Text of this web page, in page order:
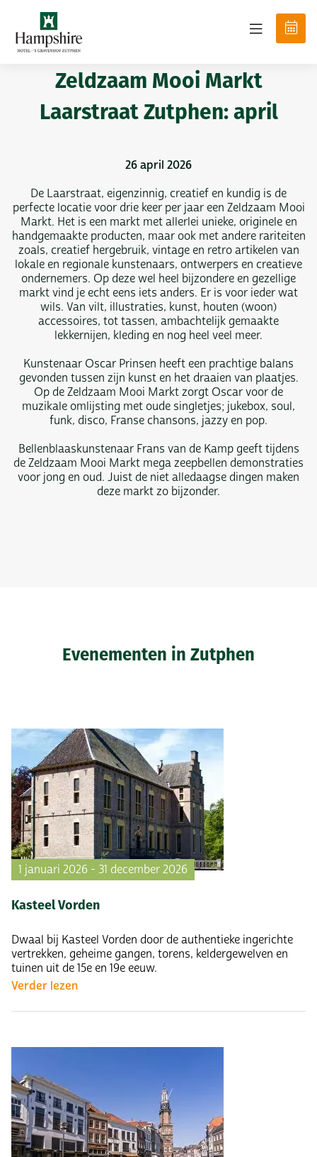
Zeldzaam Mooi Markt
Laarstraat Zutphen: april
26 april 2026
De Laarstraat, eigenzinnig, creatief en kundig is de
perfecte locatie voor drie keer per jaar een Zeldzaam Mooi
Markt. Het is een markt met allerlei unieke, originele en
handgemaakte producten, maar ook met andere rariteiten
zoals, creatief hergebruik, vintage en retro artikelen van
lokale en regionale kunstenaars, ontwerpers en creatieve
ondernemers. Op deze wel heel bijzondere en gezellige
markt vind je echt eens iets anders. Er is voor ieder wat
wils. Van vilt, illustraties, kunst, houten (woon)
accessoires, tot tassen, ambachtelijk gemaakte
lekkernijen, kleding en nog heel veel meer.
Kunstenaar Oscar Prinsen heeft een prachtige balans
gevonden tussen zijn kunst en het draaien van plaatjes.
Op de Zeldzaam Mooi Markt zorgt Oscar voor de
muzikale omlijsting met oude singletjes; jukebox, soul,
funk, disco, Franse chansons, jazzy en pop.
Bellenblaaskunstenaar Frans van de Kamp geeft tijdens
de Zeldzaam Mooi Markt mega zeepbellen demonstraties
voor jong en oud. Juist de niet alledaagse dingen maken
deze markt zo bijzonder.
Evenementen in Zutphen
1 januari 2026 - 31 december 2026
Kasteel Vorden
Dwaal bij Kasteel Vorden door de authentieke ingerichte
vertrekken, geheime gangen, torens, keldergewelven en
tuinen uit de 15e en 19e eeuw.
Verder lezen